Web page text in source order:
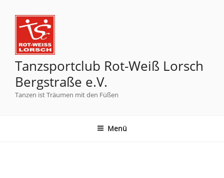
Tanzsportclub Rot-Weiß Lorsch
Bergstraße e.V.
Tanzen ist Träumen mit den Füßen
Menü